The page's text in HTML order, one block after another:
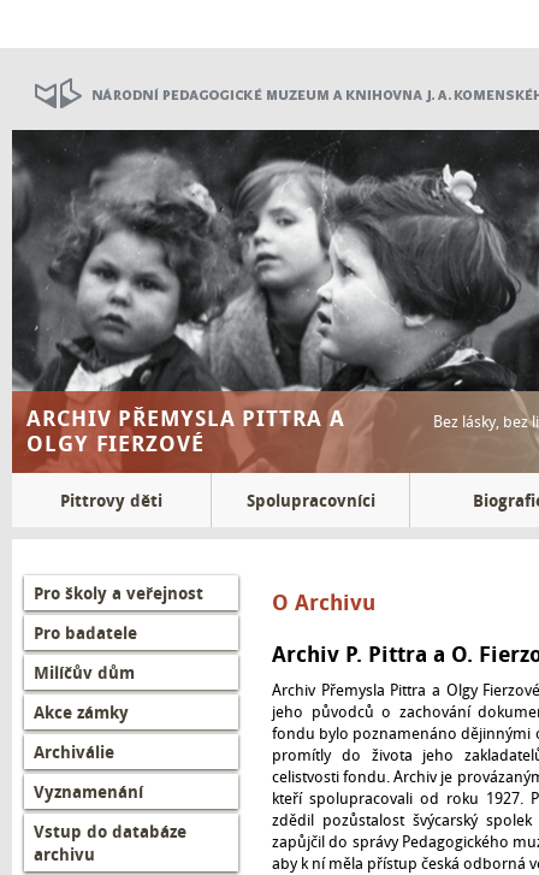
hlavnímu
ARCHIV PŘEMYSLA PITTRA A
OLGY FIERZOVÉ
Bez lásky, bez
Pittrovy děti Spolupracovníci
Left
menu
CZ
Pro školy a veřejnost
Pro badatele
Milíčův dům
Akce zámky
Archiválie
Vyznamenání
Vstup do databáze
archivu
O Archivu
Archiv P. Pittra a O.
Archiv Přemysla Pittra a Olgy
jeho původců o zachování
fondu bylo poznamenáno dějinnými
promítly do života jeho
celistvosti fondu. Archiv je
kteří spolupracovali od roku 1927.
zdědil pozůstalost švýcarský
zapůjčil do správy Pedagogického
aby k ní měla přístup česká odborná